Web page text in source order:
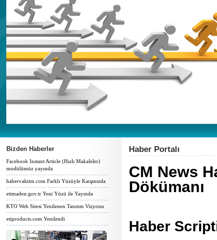
Bizden Haberler
Facebook Instant Article (Hızlı Makaleler)
modülümüz yayında
habervaktim.com Farklı Yüzüyle Karşınızda
etimaden.gov.tr Yeni Yüzü ile Yayında
KTO Web Sitesi Yenilenen Tanıtım Vizyonu
etiproducts.com Yenilendi
Haber Portalı
CM News
Dökümanı
Haber